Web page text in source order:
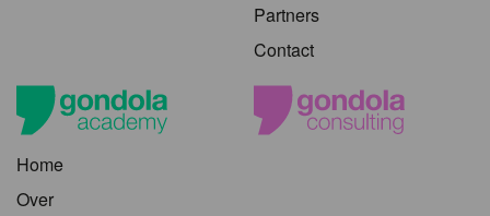
Partners
Contact
Home
Over